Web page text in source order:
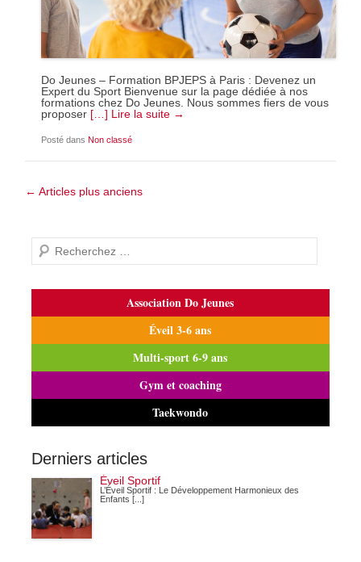
Do Jeunes – Formation BPJEPS à Paris : Devenez un
Expert du Sport Bienvenue sur la page dédiée à nos
formations chez Do Jeunes. Nous sommes fiers de vous
proposer […] Lire la suite →
Posté dansNon classé
Navigation dans les articles
← Articles plus anciens
Recherche
Association Do Jeunes
Éveil 3-6 ans
Multi-sport 6-9 ans
Gym et coaching
Taekwondo
Derniers articles
Éveil Sportif
L’Éveil Sportif : Le Développement Harmonieux des
Enfants [...]